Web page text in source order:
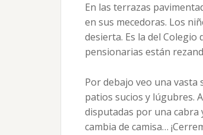
En las terrazas
en sus mecedoras. Los
desierta. Es la del
pensionarias están
Por debajo veo una vasta
patios sucios y lúgubres.
disputadas por una cabra
cambia de camisa…